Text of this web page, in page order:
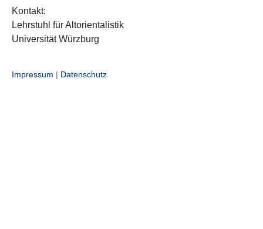
Kontakt:
Lehrstuhl für Altorientalistik
Universität Würzburg
Impressum | Datenschutz